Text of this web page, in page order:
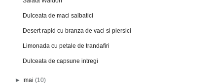
Dulceata de maci salbatici
Desert rapid cu branza de vaci si piersici
Limonada cu petale de trandafiri
Dulceata de capsune intregi
►mai(10)